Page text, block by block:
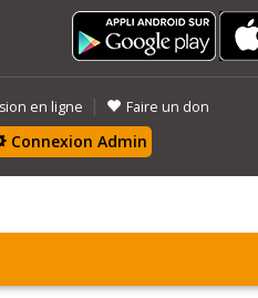
en ligne | Faire un don
Connexion Admin